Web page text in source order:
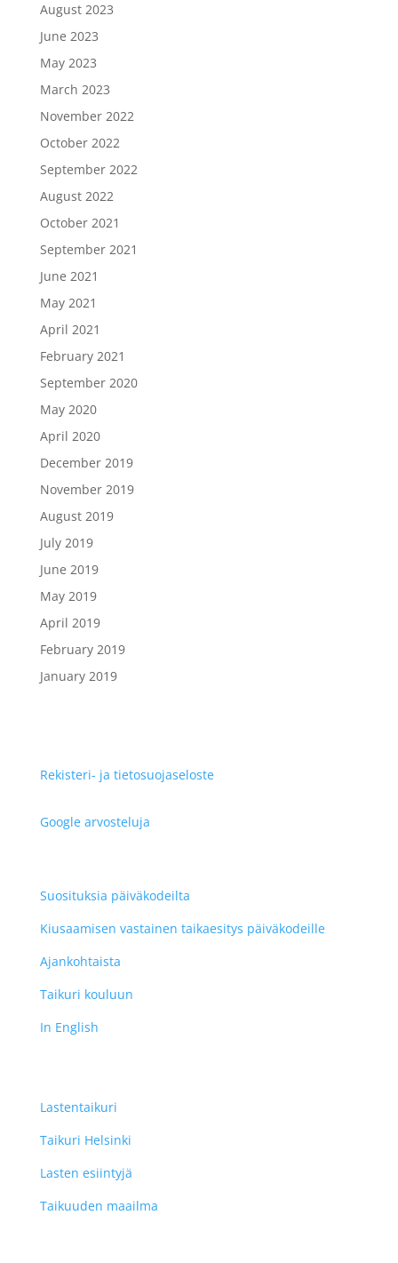
August 2023
June 2023
May 2023
March 2023
November 2022
October 2022
September 2022
August 2022
October 2021
September 2021
June 2021
May 2021
April 2021
February 2021
September 2020
May 2020
April 2020
December 2019
November 2019
August 2019
July 2019
June 2019
May 2019
April 2019
February 2019
January 2019
Rekisteri- ja tietosuojaseloste
Google arvosteluja
Suosituksia päiväkodeilta
Kiusaamisen vastainen taikaesitys päiväkodeille
Ajankohtaista
Taikuri kouluun
In English
Lastentaikuri
Taikuri Helsinki
Lasten esiintyjä
Taikuuden maailma